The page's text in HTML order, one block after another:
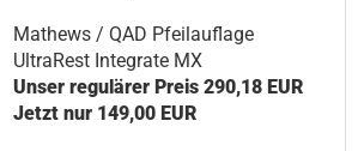
Mathews / QAD Pfeilauflage
UltraRest Integrate MX
Unser regulärer Preis 290,18 EUR
Jetzt nur 149,00 EUR